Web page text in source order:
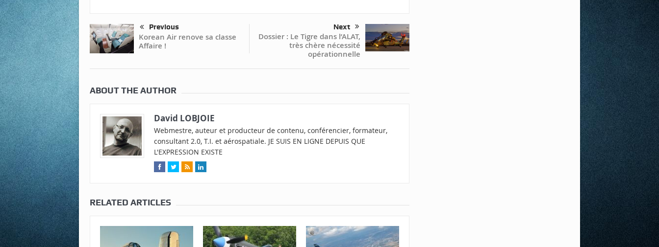
Previous
Korean Air renove sa classe
Affaire !
Next
Dossier : Le Tigre dans l’ALAT,
très chère nécessité
opérationnelle
ABOUT THE AUTHOR
David LOBJOIE
Webmestre, auteur et producteur de contenu, conférencier, formateur,
consultant 2.0, T.I. et aérospatiale. JE SUIS EN LIGNE DEPUIS QUE
L'EXPRESSION EXISTE
RELATED ARTICLES